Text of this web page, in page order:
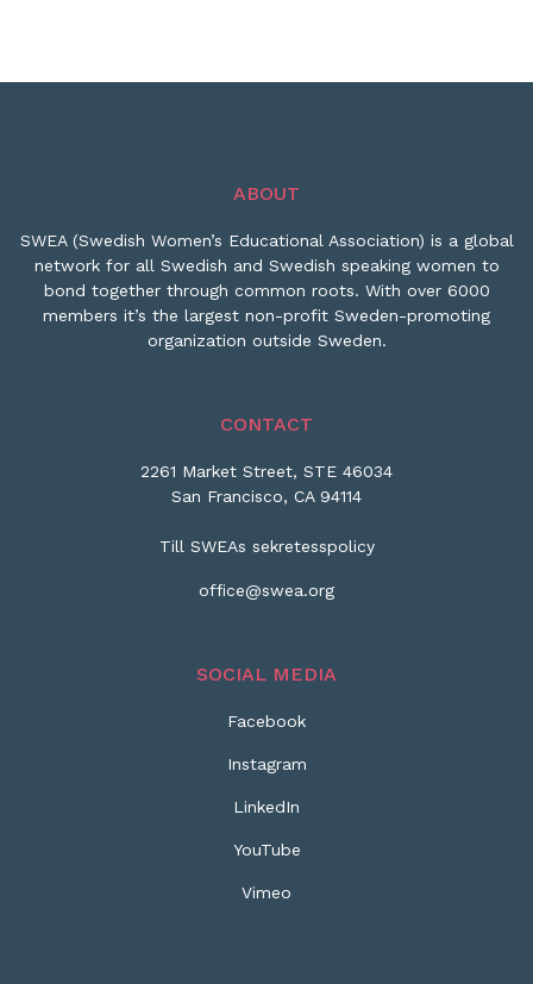
ABOUT
SWEA (Swedish Women’s Educational Association) is a global
network for all Swedish and Swedish speaking women to
bond together through common roots. With over 6000
members it’s the largest non-profit Sweden-promoting
organization outside Sweden.
CONTACT
2261 Market Street, STE 46034
San Francisco, CA 94114
Till SWEAs sekretesspolicy
office@swea.org
SOCIAL MEDIA
Facebook
Instagram
LinkedIn
YouTube
Vimeo